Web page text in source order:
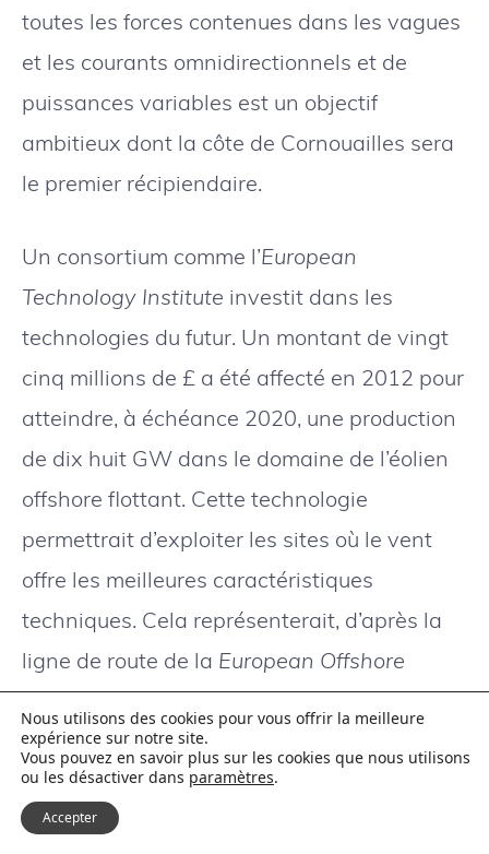
toutes les forces contenues dans les vagues
et les courants omnidirectionnels et de
puissances variables est un objectif
ambitieux dont la côte de Cornouailles sera
le premier récipiendaire.
Un consortium comme l’European
Technology Institute investit dans les
technologies du futur. Un montant de vingt
cinq millions de £ a été affecté en 2012 pour
atteindre, à échéance 2020, une production
de dix huit GW dans le domaine de l’éolien
offshore flottant. Cette technologie
permettrait d’exploiter les sites où le vent
offre les meilleures caractéristiques
techniques. Cela représenterait, d’après la
ligne de route de la European Offshore
Renewable Energy, une part des quatre
cent soixante GW prévus à moyen terme à
l’échelle européenne.
Citons également
Nous utilisons des cookies pour vous offrir la meilleure
expérience sur notre site.
Vous pouvez en savoir plus sur les cookies que nous utilisons
ou les désactiver dans paramètres.
Accepter